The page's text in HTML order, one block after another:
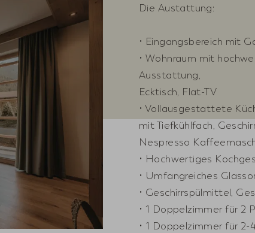
Die Austattung:
• Eingangsbereich mit
• Wohnraum mit
Ausstattung,
Ecktisch, Flat-TV
• Vollausgestattete
mit Tiefkühlfach,
Nespresso
• Hochwertiges
• Umfangreiches
• Geschirrspülmittel,
• 1 Doppelzimmer für
• 1 Doppelzimmer für